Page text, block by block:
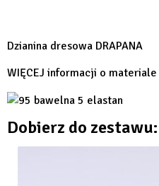
Dzianina dresowa DRAPANA
WIĘCEJ informacji o materiale
Dobierz do zestawu: